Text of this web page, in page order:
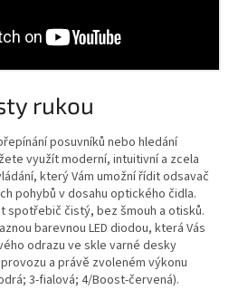
rukou
posuvníků nebo hledání
využít moderní, intuitivní a zcela
který Vám umožní řídit odsavač
pohybů v dosahu optického čidla.
spotřebič čistý, bez šmouh a otisků.
barevnou LED diodou, která Vás
odrazu ve skle varné desky
a právě zvoleném výkonu
3-fialová; 4/Boost-červená).